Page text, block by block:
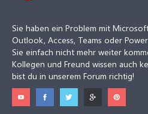
Sie haben ein Problem mit
Outlook, Access, Teams oder
Sie einfach nicht mehr weiter
Kollegen und Freund wissen auch
bist du in unserem Forum richtig!